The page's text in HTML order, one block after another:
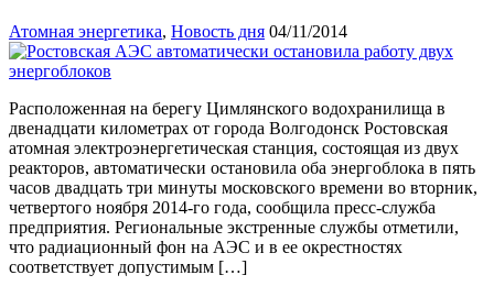
Атомная энергетика, Новость дня 04/11/2014
Расположенная на берегу Цимлянского водохранилища в
двенадцати километрах от города Волгодонск Ростовская
атомная электроэнергетическая станция, состоящая из двух
реакторов, автоматически остановила оба энергоблока в пять
часов двадцать три минуты московского времени во вторник,
четвертого ноября 2014-го года, сообщила пресс-служба
предприятия. Региональные экстренные службы отметили,
что радиационный фон на АЭС и в ее окрестностях
соответствует допустимым […]